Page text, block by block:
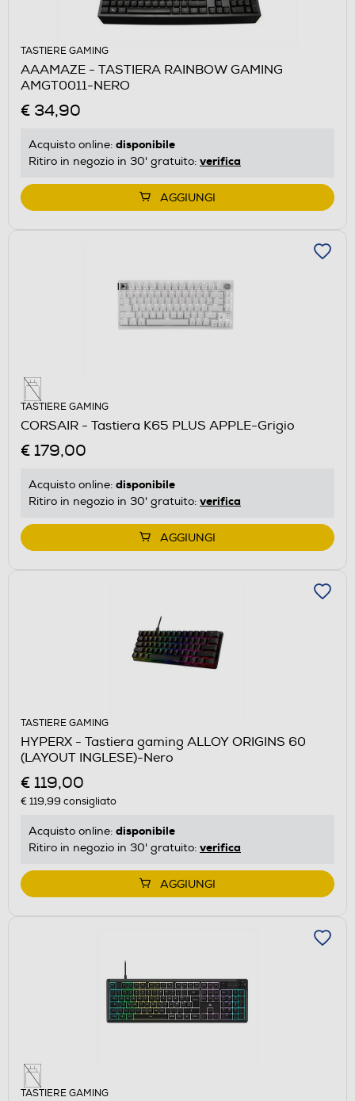
TASTIERE GAMING
AAAMAZE - TASTIERA RAINBOW GAMING
AMGT0011-NERO
€ 34,90
Acquisto online: disponibile
Ritiro in negozio in 30' gratuito: verifica
AGGIUNGI
TASTIERE GAMING
CORSAIR - Tastiera K65 PLUS APPLE-Grigio
€ 179,00
Acquisto online: disponibile
Ritiro in negozio in 30' gratuito: verifica
AGGIUNGI
TASTIERE GAMING
HYPERX - Tastiera gaming ALLOY ORIGINS 60
(LAYOUT INGLESE)-Nero
€ 119,00
€ 119,99 consigliato
Acquisto online: disponibile
Ritiro in negozio in 30' gratuito: verifica
AGGIUNGI
TASTIERE GAMING